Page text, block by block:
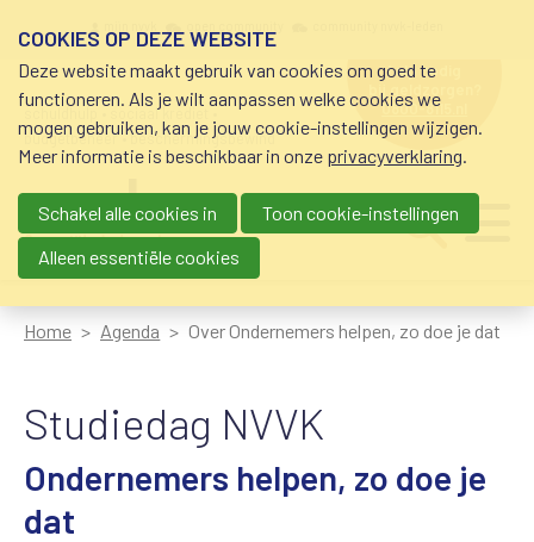
schuldhulp • sociaal krediet •
budgetbeheer • beschermingsbewind
hulp nodig
bij geldzorgen?
0800-8115.nl
Main navigation
Home Agenda Over Ondernemers helpen, zo doe je dat
Studiedag NVVK
Ondernemers helpen, zo doe je
dat
COOKIES OP DEZE WEBSITE
Deze website maakt gebruik van cookies om goed te
functioneren. Als je wilt aanpassen welke cookies we
mogen gebruiken, kan je jouw cookie-instellingen wijzigen.
Meer informatie is beschikbaar in onze privacyverklaring.
Schakel alle cookies in
Toon cookie-instellingen
Alleen essentiële cookies